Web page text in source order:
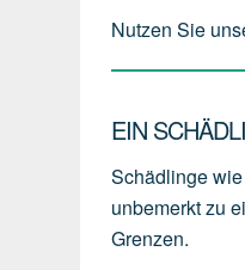
Nutzen Sie
EIN
Schädlinge
unbemerkt zu
Grenzen.